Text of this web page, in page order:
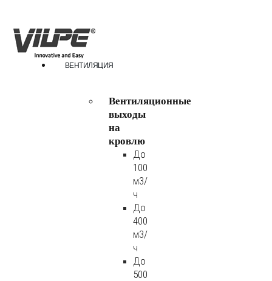
ВЕНТИЛЯЦИЯ
Вентиляционные
выходы
на
кровлю
До
100
м3/
ч
До
400
м3/
ч
До
500